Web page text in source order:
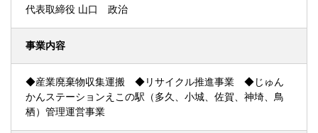
代表取締役 山口 政治
事業内容
◆産業廃棄物収集運搬 ◆リサイクル推進事業 ◆じゅん
かんステーションえこの駅（多久、小城、佐賀、神埼、鳥
栖）管理運営事業